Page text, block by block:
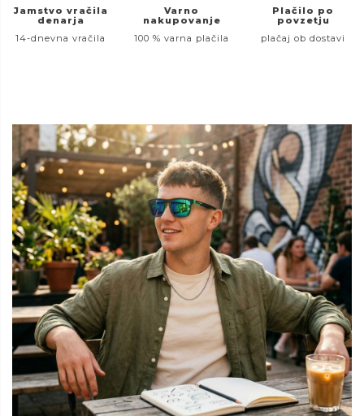
Jamstvo vračila
denarja
14-dnevna vračila
Varno
nakupovanje
100 % varna plačila
Plačilo po
povzetju
plačaj ob dostavi